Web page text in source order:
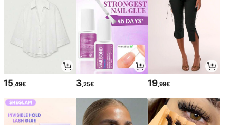
15 ,49€ 3,25€ 19 ,99€